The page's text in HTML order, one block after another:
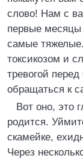
слово! Нам с
первые месяцы
самые
токсикозом и
тревогой
обращаться к
Вот оно, это
родится.
скамейке,
Через